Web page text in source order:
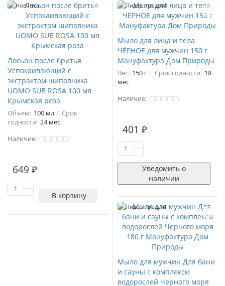
Новинка
Лосьон после бритья
Успокаивающий с
экстрактом шиповника
UOMO SUB ROSA 100 мл
Крымская роза
Объем: 100 мл
Срок
годности: 24 мес
Наличие:
649 ₽
В корзину
Лидер продаж!
Мыло для лица и тела
ЧЁРНОЕ для мужчин 150 г
Мануфактура Дом Природы
Вес: 150 г Срок годности: 18
мес
Наличие:
401 ₽
Уведомить о
наличии
Лидер продаж!
Мыло для мужчин Для бани
и сауны с комплексм
водорослей Черного моря